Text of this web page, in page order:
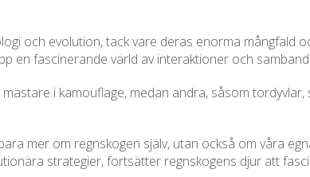
och evolution, tack vare deras enorma mångfald
en fascinerande värld av interaktioner och
i kamouflage, medan andra, såsom
mer om regnskogen själv, utan också om våra
strategier, fortsätter regnskogens djur att